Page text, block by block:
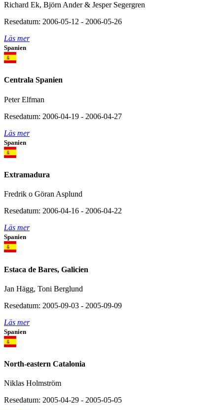
Richard Ek, Björn Ander & Jesper Segergren
Resedatum: 2006-05-12 - 2006-05-26
Läs mer
Spanien
Centrala Spanien
Peter Elfman
Resedatum: 2006-04-19 - 2006-04-27
Läs mer
Spanien
Extramadura
Fredrik o Göran Asplund
Resedatum: 2006-04-16 - 2006-04-22
Läs mer
Spanien
Estaca de Bares, Galicien
Jan Hägg, Toni Berglund
Resedatum: 2005-09-03 - 2005-09-09
Läs mer
Spanien
North-eastern Catalonia
Niklas Holmström
Resedatum: 2005-04-29 - 2005-05-05